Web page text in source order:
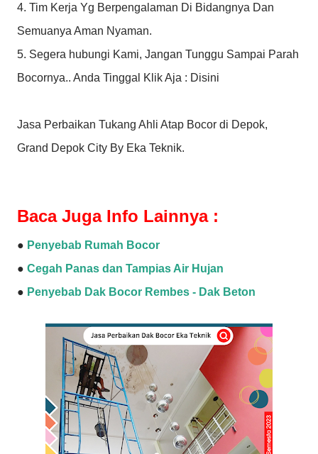
4. Tim Kerja Yg Berpengalaman Di Bidangnya Dan
Semuanya Aman Nyaman.
5. Segera hubungi Kami, Jangan Tunggu Sampai Parah
Bocornya.. Anda Tinggal Klik Aja : Disini
Jasa Perbaikan Tukang Ahli Atap Bocor di Depok,
Grand Depok City By Eka Teknik.
Baca Juga Info Lainnya :
● Penyebab Rumah Bocor
● Cegah Panas dan Tampias Air Hujan
● Penyebab Dak Bocor Rembes - Dak Beton